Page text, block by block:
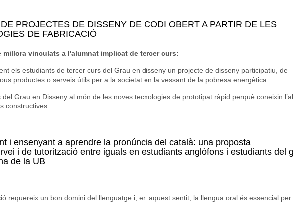
PROJECTES DE DISSENY DE CODI OBERT A PARTIR DE LES
DE FABRICACIÓ
millora vinculats a l'alumnat implicat de tercer curs:
els estudiants de tercer curs del Grau en disseny un projecte de disseny participatiu, de
productes o serveis útils per a la societat en la vessant de la pobresa energètica.
Grau en Disseny al món de les noves tecnologies de prototipat ràpid perquè coneixin
constructives.
i ensenyant a aprendre la pronúncia del català: una proposta
i de tutorització entre iguals en estudiants anglòfons i estudiants del
de la UB
requereix un bon domini del llenguatge i, en aquest sentit, la llengua oral és essencial per